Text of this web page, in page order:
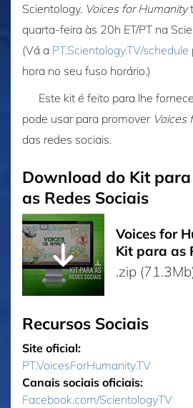
Scientology. Voices for Humanity
quarta-feira às 20h ET/PT na
(Vá a PT.Scientology.TV/schedule
hora no seu fuso horário.)
Este kit é feito para lhe
pode usar para promover Voices
das redes sociais.
Download do Kit para
as Redes Sociais
Voices for
Kit para as
.zip
Recursos Sociais
Site oficial:
PT.VoicesForHumanity.TV
Canais sociais oficiais:
Facebook.com/ScientologyTV